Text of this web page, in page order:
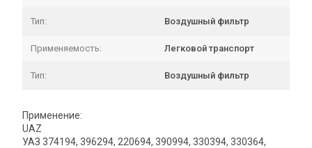
Тип: Воздушный фильтр
Применяемость: Легковой транспорт
Тип: Воздушный фильтр
Применение:
UAZ
УАЗ 374194, 396294, 220694, 390994, 330394, 330364,